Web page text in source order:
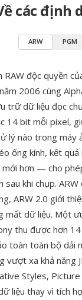
các định
ARW PGM
RAW độc quyền
2006 cùng
trữ dữ liệu đọc
14 bit mỗi pixel,
lý nào trong máy
ống kính, kết
hơn — cho
khi chụp.
ARW 2.0 giới
dữ liệu. Một
thu được hơn
toàn toàn bộ dải
xa khả năng
Styles,
liệu thay vì tích